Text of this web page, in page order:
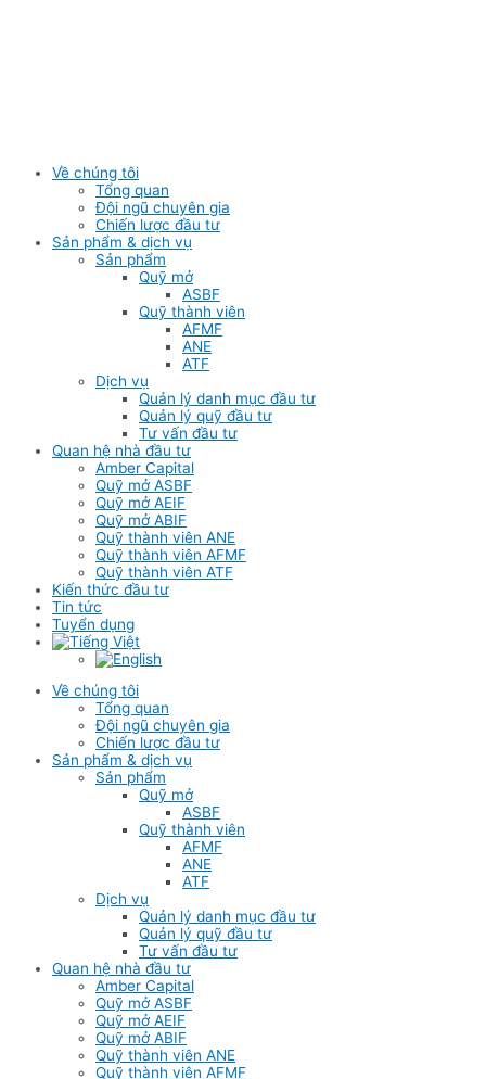
Về chúng tôi
Tổng quan
Đội ngũ chuyên gia
Chiến lược đầu tư
Sản phẩm & dịch vụ
Sản phẩm
Quỹ mở
ASBF
Quỹ thành viên
AFMF
ANE
ATF
Dịch vụ
Quản lý danh mục đầu tư
Quản lý quỹ đầu tư
Tư vấn đầu tư
Quan hệ nhà đầu tư
Amber Capital
Quỹ mở ASBF
Quỹ mở AEIF
Quỹ mở ABIF
Quỹ thành viên ANE
Quỹ thành viên AFMF
Quỹ thành viên ATF
Kiến thức đầu tư
Tin tức
Tuyển dụng
Về chúng tôi
Tổng quan
Đội ngũ chuyên gia
Chiến lược đầu tư
Sản phẩm & dịch vụ
Sản phẩm
Quỹ mở
ASBF
Quỹ thành viên
AFMF
ANE
ATF
Dịch vụ
Quản lý danh mục đầu tư
Quản lý quỹ đầu tư
Tư vấn đầu tư
Quan hệ nhà đầu tư
Amber Capital
Quỹ mở ASBF
Quỹ mở AEIF
Quỹ mở ABIF
Quỹ thành viên ANE
Quỹ thành viên AFMF